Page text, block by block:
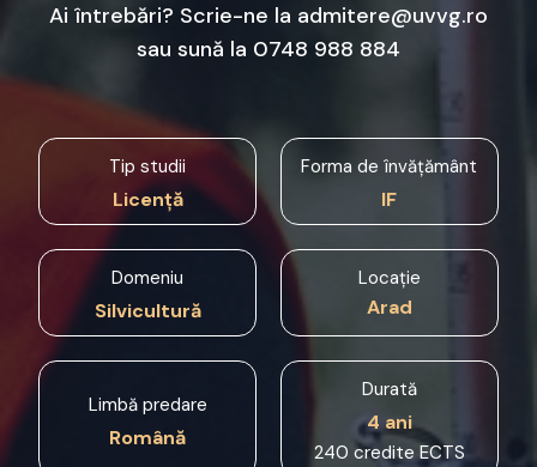
Ai întrebări? Scrie-ne la admitere@uvvg.ro
sau sună la 0748 988 884
Tip studii
Licență
Forma de învățământ
IF
Domeniu
Silvicultură
Locație
Arad
Limbă predare
Română
Durată
4 ani
240 credite ECTS